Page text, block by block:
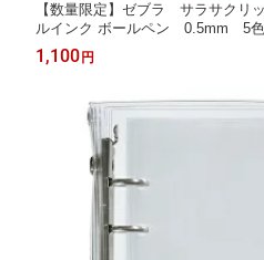
【数量限定】ゼブラ サラサク
ルインク ボールペン 0.5mm 5
1,100 円